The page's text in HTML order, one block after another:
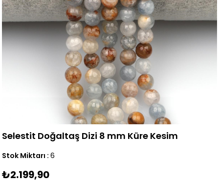
Selestit Doğaltaş Dizi 8 mm Küre Kesim
Stok Miktarı : 6
₺2.199,90